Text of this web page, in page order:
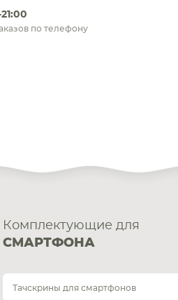
по телефону
Комплектующие для
СМАРТФОНА
Тачскрины для смартфонов